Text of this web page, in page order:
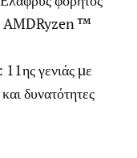
AMDRyzen ™
γενιάς με
δυνατότητες